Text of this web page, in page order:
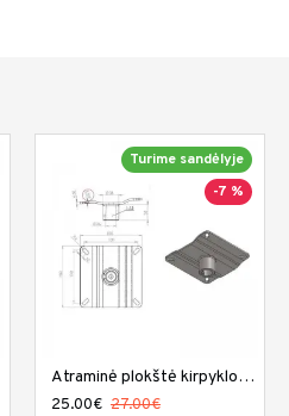
Turime sandėlyje
-7 %
Atraminė plokštė kirpyklos kėdei PL-002
25.00€ 27.00€